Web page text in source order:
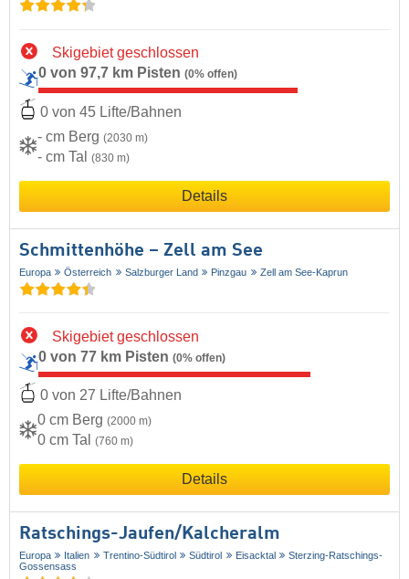
Skigebiet geschlossen
0 von 97,7 km Pisten (0% offen)
0 von 45 Lifte/Bahnen
- cm Berg (2030 m)
- cm Tal (830 m)
Details
Schmittenhöhe – Zell am See
Europa Österreich Salzburger Land Pinzgau Zell am See-Kaprun
Skigebiet geschlossen
0 von 77 km Pisten (0% offen)
0 von 27 Lifte/Bahnen
0 cm Berg (2000 m)
0 cm Tal (760 m)
Details
Ratschings-Jaufen/​Kalcheralm
Europa Italien Trentino-Südtirol Südtirol Eisacktal
Sterzing-Ratschings-
Gossensass